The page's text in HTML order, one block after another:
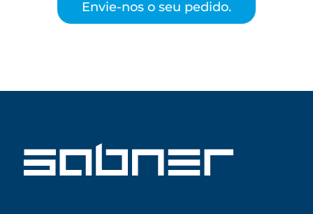
Envie-nos o seu pedido.